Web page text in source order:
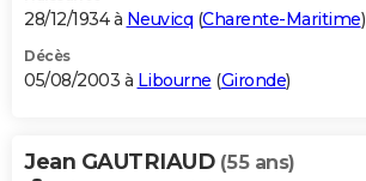
28/12/1934 à Neuvicq (Charente-Maritime)
Décès
05/08/2003 à Libourne (Gironde)
Jean GAUTRIAUD (55 ans)